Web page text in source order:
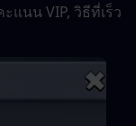
แนน VIP, วิธีที่เร็ว